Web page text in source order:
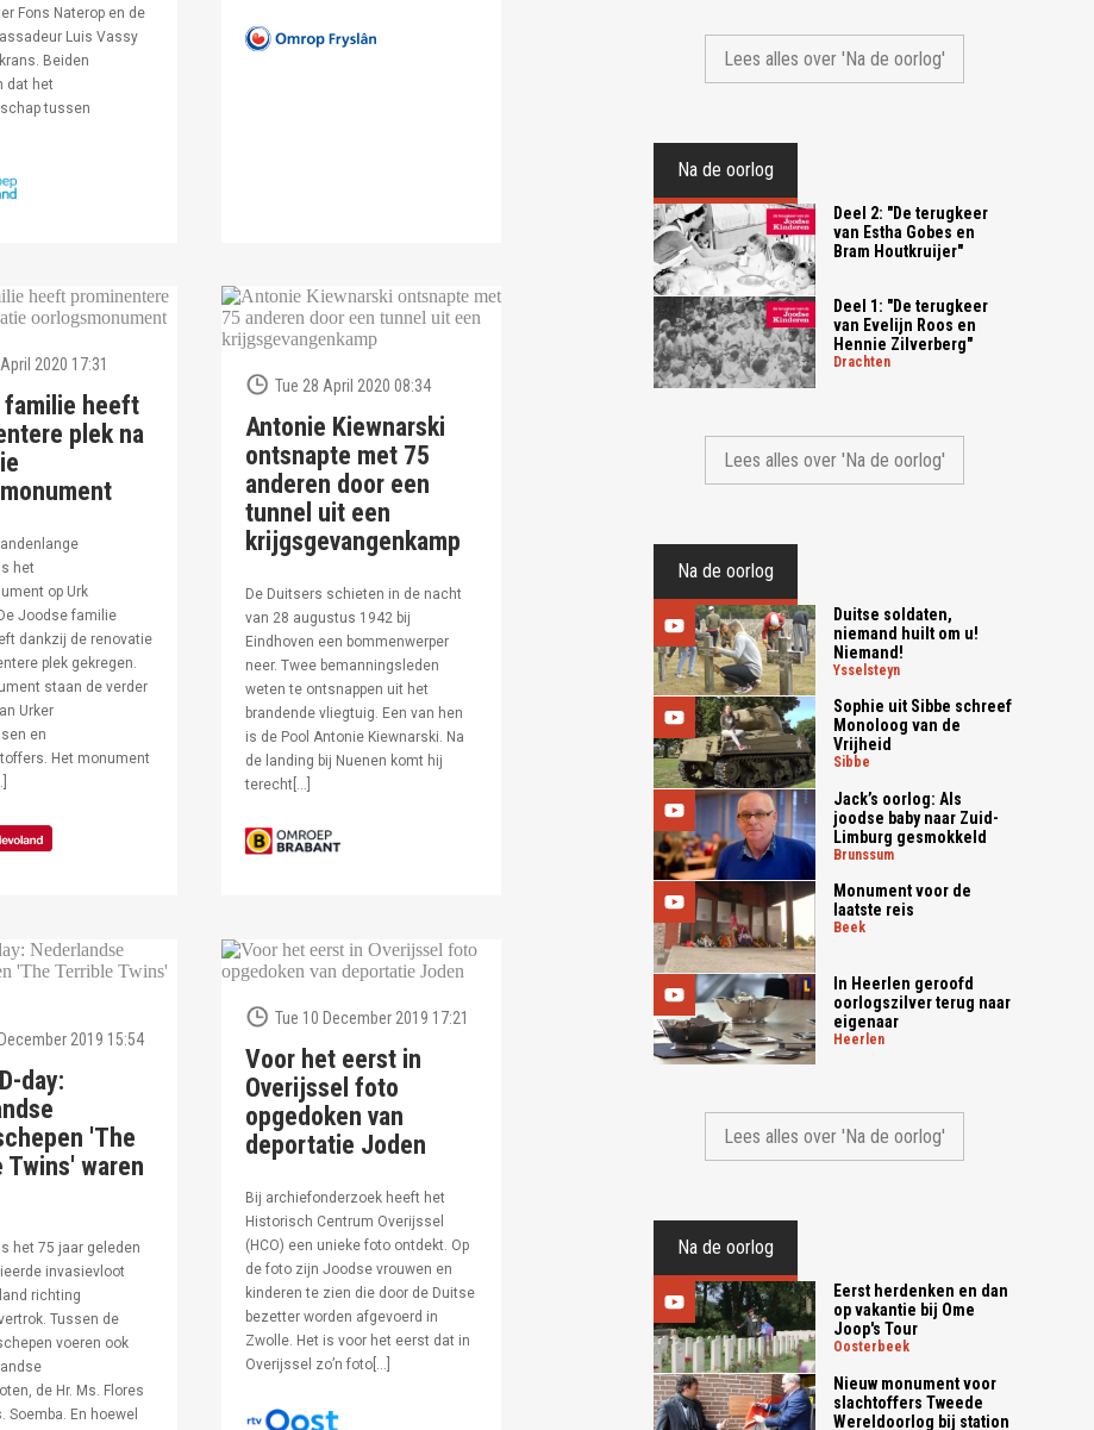
Fons Naterop en de
Luis Vassy
Beiden
dat het
tussen
2020 17:31
familie heeft
plek na
het
op Urk
Joodse familie
dankzij de renovatie
plek gekregen.
staan de verder
Urker
en
Het monument
Tue 28 April 2020 08:34
Antonie Kiewnarski
ontsnapte met 75
anderen door een
tunnel uit een
krijgsgevangenkamp
De Duitsers schieten in de nacht
van 28 augustus 1942 bij
Eindhoven een bommenwerper
neer. Twee bemanningsleden
weten te ontsnappen uit het
brandende vliegtuig. Een van hen
is de Pool Antonie Kiewnarski. Na
de landing bij Nuenen komt hij
terecht[…]
2019 15:54
day:
'The
Twins' waren
het 75 jaar geleden
invasievloot
richting
Tussen de
voeren ook
de Hr. Ms. Flores
Soemba. En hoewel
Tue 10 December 2019 17:21
Voor het eerst in
Overijssel foto
opgedoken van
deportatie Joden
Bij archiefonderzoek heeft het
Historisch Centrum Overijssel
(HCO) een unieke foto ontdekt. Op
de foto zijn Joodse vrouwen en
kinderen te zien die door de Duitse
bezetter worden afgevoerd in
Zwolle. Het is voor het eerst dat in
Overijssel zo’n foto[…]
Lees alles over 'Na de oorlog'
Na de oorlog
Deel 2: "De terugkeer
van Estha Gobes en
Bram Houtkruijer"
Deel 1: "De terugkeer
van Evelijn Roos en
Hennie Zilverberg"
drachten
Lees alles over 'Na de oorlog'
Na de oorlog
Duitse soldaten,
niemand huilt om u!
Niemand!
ysselsteyn
Sophie uit Sibbe schreef
Monoloog van de
Vrijheid
sibbe
Jack’s oorlog: Als
joodse baby naar Zuid-
Limburg gesmokkeld
brunssum
Monument voor de
laatste reis
beek
In Heerlen geroofd
oorlogszilver terug naar
eigenaar
heerlen
Lees alles over 'Na de oorlog'
Na de oorlog
Eerst herdenken en dan
op vakantie bij Ome
Joop's Tour
oosterbeek
Nieuw monument voor
slachtoffers Tweede
Wereldoorlog bij station